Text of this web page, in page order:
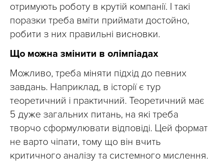
отримують роботу в крутій компанії. І такі
поразки треба вміти приймати достойно,
робити з них правильні висновки.
Що можна змінити в олімпіадах
Можливо, треба міняти підхід до певних
завдань. Наприклад, в історії є тур
теоретичний і практичний. Теоретичний має
5 дуже загальних питань, на які треба
творчо сформулювати відповіді. Цей формат
не варто чіпати, тому що він вчить
критичного аналізу та системного мислення.